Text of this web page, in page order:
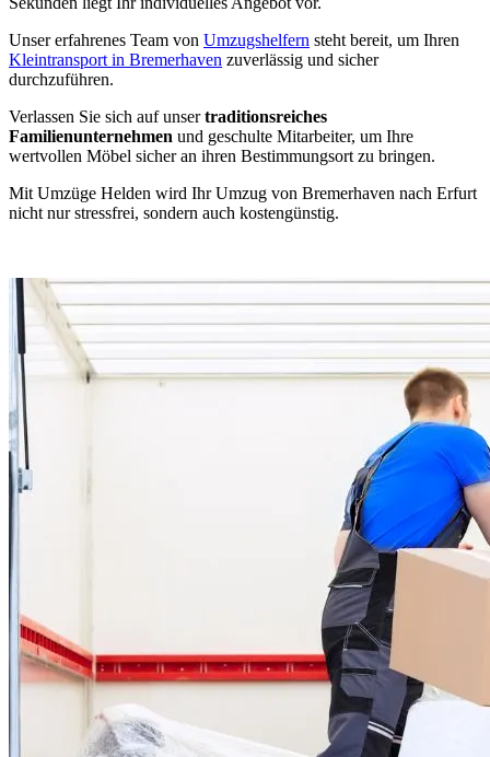
Unser erfahrenes Team von Umzugshelfern steht bereit, um Ihren
Kleintransport in Bremerhaven zuverlässig und sicher
durchzuführen.
Verlassen Sie sich auf unsertraditionsreiches
Familienunternehmen und geschulte Mitarbeiter, um Ihre
wertvollen Möbel sicher an ihren Bestimmungsort zu bringen.
Mit Umzüge Helden wird Ihr Umzug von Bremerhaven nach Erfurt
nicht nur stressfrei, sondern auch kostengünstig.